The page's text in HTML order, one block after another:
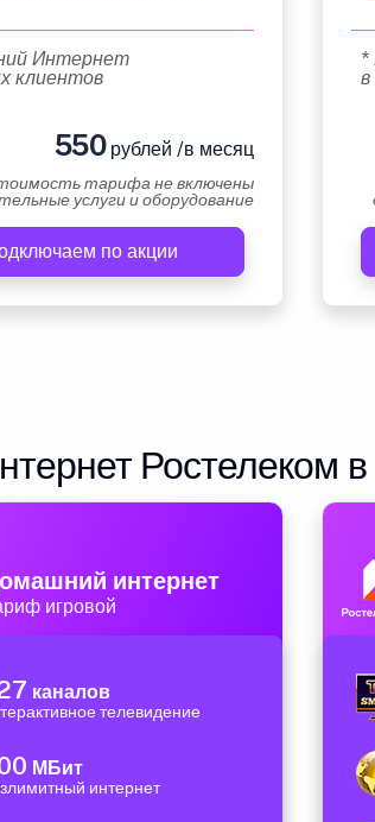
Интернет
клиентов
550рублей /в месяц
тарифа не включены
услуги и оборудование
по акции
*
Ростелеком в
интернет
игровой
каналов
телевидение
МБит
интернет